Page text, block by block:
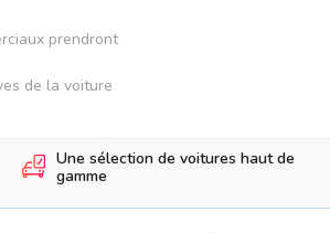
prendront
de la voiture
Une sélection de voitures haut de
gamme